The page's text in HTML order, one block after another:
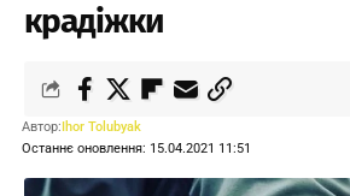
крадіжки
Останнє оновлення: 15.04.2021 11:51
Автор:Ihor Tolubyak